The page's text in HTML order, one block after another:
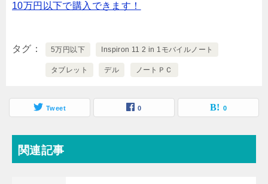
10万円以下で購入できます！
タグ 5万円以下 Inspiron 11 2 in 1モバイルノート
タブレット デル ノートＰＣ
Tweet 0 0
関連記事